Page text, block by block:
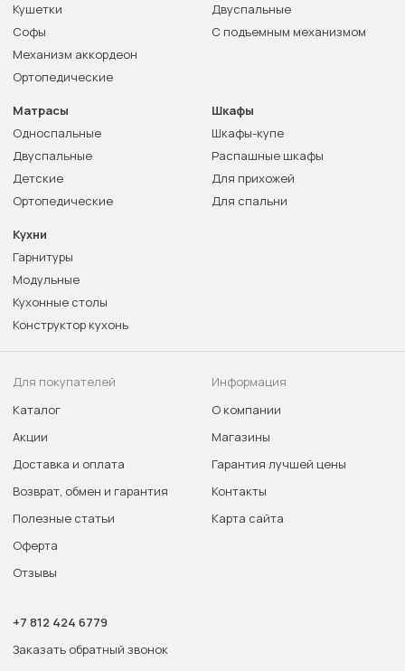
Кушетки
Софы
Механизм аккордеон
Ортопедические
Двуспальные
С подъемным механизмом
Матрасы
Односпальные
Двуспальные
Детские
Ортопедические
Шкафы
Шкафы-купе
Распашные шкафы
Для прихожей
Для спальни
Кухни
Гарнитуры
Модульные
Кухонные столы
Конструктор кухонь
Для покупателей
Каталог
Акции
Доставка и оплата
Возврат, обмен и гарантия
Полезные статьи
Оферта
Отзывы
Информация
О компании
Магазины
Гарантия лучшей цены
Контакты
Карта сайта
+7 812 424 6779
Заказать обратный звонок